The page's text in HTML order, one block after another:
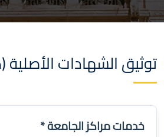
توثيق الشهادات الأصلية
خدمات مراكز الجامعة*